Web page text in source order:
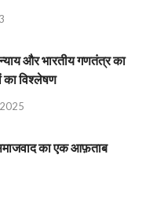
और भारतीय गणतंत्र का
का विश्लेषण
का एक आफ़ताब